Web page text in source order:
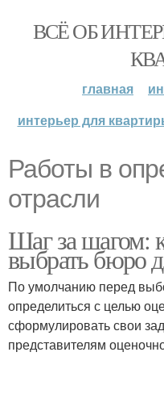
ВСЁ ОБ
главная
интерьер для
Работы в
отрасли
Шаг за шагом:
выбрать бюро
По умолчанию перед
определиться с целью
сформулировать свои
представителям